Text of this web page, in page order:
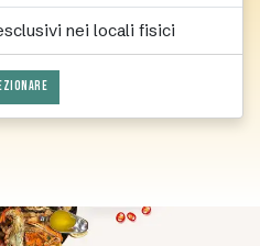
nei locali fisici